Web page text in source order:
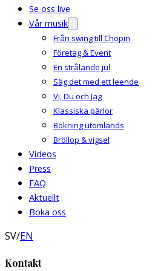
Se oss live
Vår musik
Från swing till Chopin
Företag & Event
En strålande jul
Säg det med ett leende
Vi, Du och Jag
Klassiska pärlor
Bokning utomlands
Bröllop & vigsel
Videos
Press
FAQ
Aktuellt
Boka oss
SV/EN
Kontakt